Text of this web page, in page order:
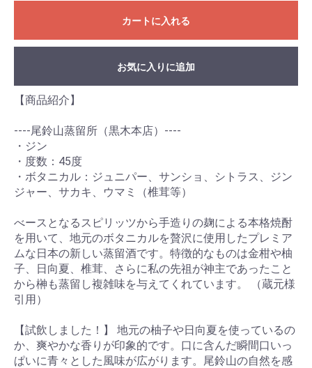
カートに入れる
お買い物を続ける カートへ進む
お気に入りに追加
【商品紹介】
----尾鈴山蒸留所（黒木本店）----
・ジン
・度数：45度
・ボタニカル：ジュニパー、サンショ、シトラス、ジン
ジャー、サカキ、ウマミ（椎茸等）
べースとなるスピリッツから手造りの麹による本格焼酎
を用いて、地元のボタニカルを贅沢に使用したプレミア
ムな日本の新しい蒸留酒です。特徴的なものは金柑や柚
子、日向夏、椎茸、さらに私の先祖が神主であったこと
から榊も蒸留し複雑味を与えてくれています。 （蔵元様
引用）
【試飲しました！】 地元の柚子や日向夏を使っているの
か、爽やかな香りが印象的です。口に含んだ瞬間口いっ
ぱいに青々とした風味が広がります。尾鈴山の自然を感